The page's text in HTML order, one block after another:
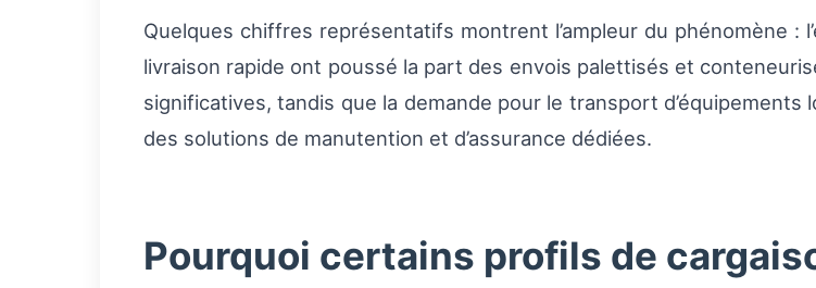
Quelques chiffres représentatifs montrent l’ampleur du phénomène :
livraison rapide ont poussé la part des envois palettisés et
significatives, tandis que la demande pour le transport
des solutions de manutention et d’assurance dédiées.
Pourquoi certains profils de